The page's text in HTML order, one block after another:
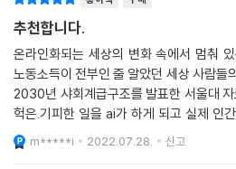
추천합니다.
온라인화되는 세상의 변화 속에서 멈춰
노동소득이 전부인 줄 알았던 세상 사람들
2030년 샤회계급구조를 발표한 서울대
헉은.기피한 일을 ai가 하게 되고 실제 인
한다는데.. 시스템소득의 중요성을 여실히
전 필요성을 느
m*****i 2022.07.28. 신고